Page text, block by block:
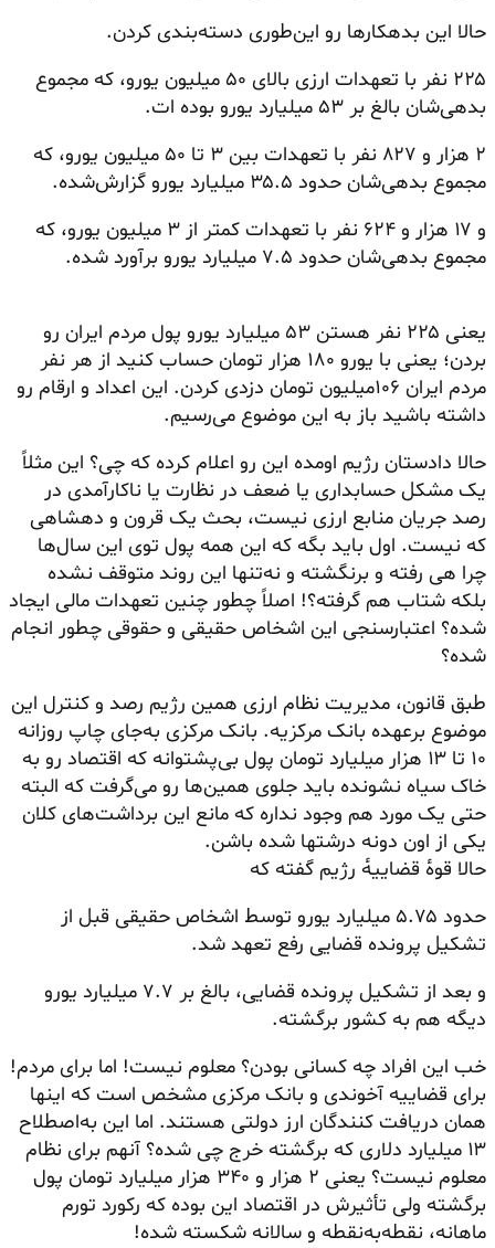
حالا این بدهکارها رو این‌طوری دسته‌بندی کردن.
۲۲۵ نفر با تعهدات ارزی بالای ۵۰ میلیون یورو، که مجموع
بدهی‌شان بالغ بر ۵۳ میلیارد یورو بوده ات.
۲ هزار و ۸۲۷ نفر با تعهدات بین ۳ تا ۵۰ میلیون یورو، که
مجموع بدهی‌شان حدود ۳۵.۵ میلیارد یورو گزارش‌شده.
و ۱۷ هزار و ۶۲۴ نفر با تعهدات کمتر از ۳ میلیون یورو، که
مجموع بدهی‌شان حدود ۷.۵ میلیارد یورو برآورد شده.
یعنی ۲۲۵ نفر هستن ۵۳ میلیارد یورو پول مردم ایران رو
بردن؛ یعنی با یورو ۱۸۰ هزار تومان حساب کنید از هر نفر
مردم ایران ۱۰۶میلیون تومان دزدی کردن. این اعداد و ارقام رو
داشته باشید باز به این موضوع می‌رسیم.
حالا دادستان رژیم اومده این رو اعلام کرده که چی؟ این مثلاً
یک مشکل حسابداری یا ضعف در نظارت یا ناکارآمدی در
رصد جریان منابع ارزی نیست، بحث یک قرون و دهشاهی
که نیست. اول باید بگه که این همه پول توی این سال‌ها
چرا هی رفته و برنگشته و نه‌تنها این روند متوقف نشده
بلکه شتاب هم گرفته؟! اصلاً چطور چنین تعهدات مالی ایجاد
شده؟ اعتبارسنجی این اشخاص حقیقی و حقوقی چطور انجام
شده؟
طبق قانون، مدیریت نظام ارزی همین رژیم رصد و کنترل این
موضوع برعهده بانک مرکزیه. بانک مرکزی به‌جای چاپ روزانه
۱۰ تا ۱۳ هزار میلیارد تومان پول بی‌پشتوانه که اقتصاد رو به
خاک سیاه نشونده باید جلوی همین‌ها رو می‌گرفت که البته
حتی یک مورد هم وجود نداره که مانع این برداشت‌های کلان
یکی از اون دونه درشتها شده باشن.
حالا قوه‌ٔ قضاییه‌ٔ رژیم گفته که
حدود ۵.۷۵ میلیارد یورو توسط اشخاص حقیقی قبل از
تشکیل پرونده قضایی رفع تعهد شد.
و بعد از تشکیل پرونده قضایی، بالغ بر ۷.۷ میلیارد یورو
دیگه هم به کشور برگشته.
خب این افراد چه کسانی بودن؟ معلوم نیست! اما برای مردم!
برای قضاییه آخوندی و بانک مرکزی مشخص است که اینها
همان دریافت کنندگان ارز دولتی هستند. اما این به‌اصطلاح
۱۳ میلیارد دلاری که برگشته خرج چی شده؟ آنه
م برای نظام
معلوم نیست؟ یعنی ۲ هزار و ۳۴۰ هزار میلیارد تومان پول
برگشته ولی تأثیرش در اقتصاد این بوده که رکورد تورم
ماهانه، نقطه‌به‌نقطه و سالانه شکسته شده!